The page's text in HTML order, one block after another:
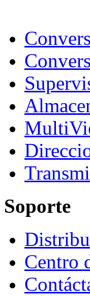
Soporte
Centro